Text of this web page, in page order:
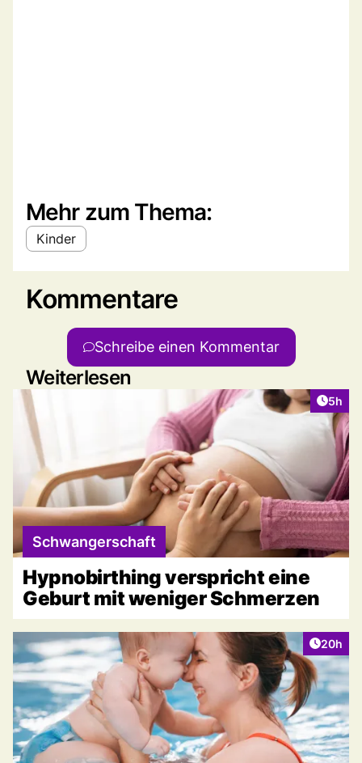
Mehr zum Thema:
Kinder
Kommentare
Schreibe einen Kommentar
Weiterlesen
5h
Schwangerschaft
Hypnobirthing verspricht eine
Geburt mit weniger Schmerzen
Artikel
20h